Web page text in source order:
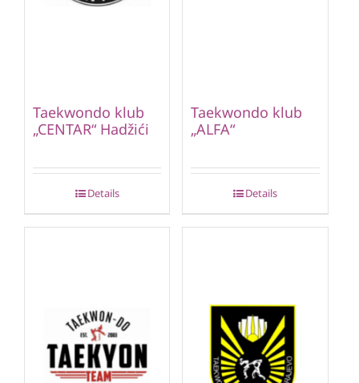
Taekwondo klub
„CENTAR“ Hadžići
Details
Taekwondo klub
„ALFA“
Details